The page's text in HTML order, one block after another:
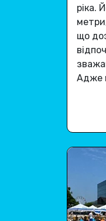
ріка.
що
Адже